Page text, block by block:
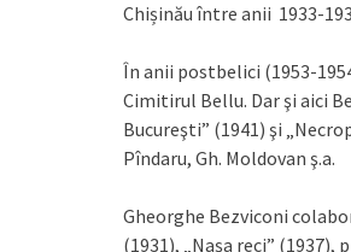
Chișinău între anii 1933-
În anii postbelici (1953-
Cimitirul Bellu. Dar şi aici
Bucureşti” (1941) şi
Pîndaru, Gh. Moldovan ş.a.
Gheorghe Bezviconi
(1931), „Naşa reci” (1937),